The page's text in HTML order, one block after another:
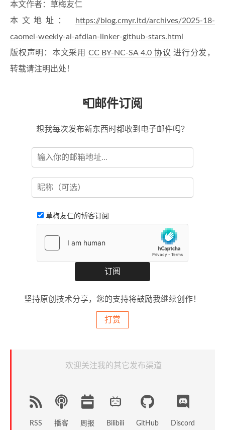
本文作者：草梅友仁
本文地址：
https://blog.cmyr.ltd/archives/2025-18-
caomei-weekly-ai-afdian-linker-github-stars.html
版权声明：本文采用 CC BY-NC-SA 4.0 协议 进行分发，
转载请注明出处！
📮邮件订阅
想我每次发布新东西时都收到电子邮件吗？
草梅友仁的博客订阅
坚持原创技术分享，您的支持将鼓励我继续创作！
打赏
欢迎关注我的其它发布渠道
RSS 播客 周报 Bilibili GitHub Discord